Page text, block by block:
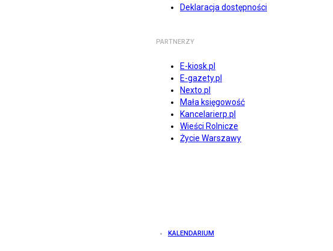
Deklaracja dostępności
PARTNERZY
E-kiosk.pl
E-gazety.pl
Nexto.pl
Mała księgowość
Kancelarierp.pl
Wieści Rolnicze
Życie Warszawy
KALENDARIUM